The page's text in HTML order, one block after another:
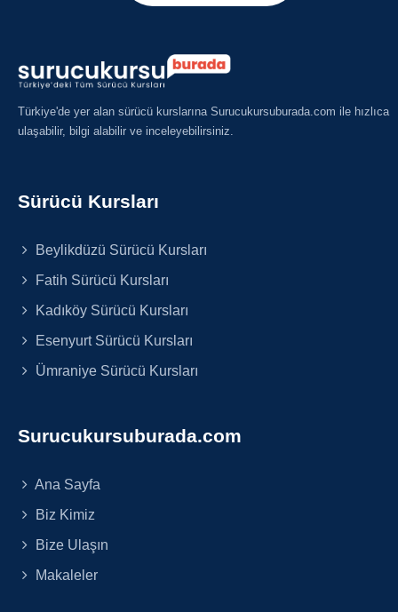
Türkiye'de yer alan sürücü kurslarına Surucukursuburada.com ile hızlıca
ulaşabilir, bilgi alabilir ve inceleyebilirsiniz.
Sürücü Kursları
Beylikdüzü Sürücü Kursları
Fatih Sürücü Kursları
Kadıköy Sürücü Kursları
Esenyurt Sürücü Kursları
Ümraniye Sürücü Kursları
Surucukursuburada.com
Ana Sayfa
Biz Kimiz
Bize Ulaşın
Makaleler